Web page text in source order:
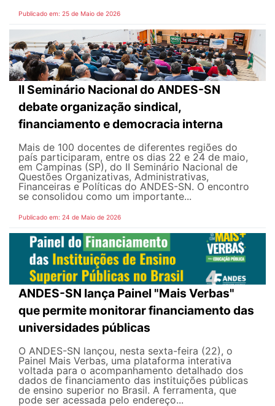
Publicado em: 25 de Maio de 2026
II Seminário Nacional do ANDES-SN
debate organização sindical,
financiamento e democracia interna
Mais de 100 docentes de diferentes regiões do
país participaram, entre os dias 22 e 24 de maio,
em Campinas (SP), do II Seminário Nacional de
Questões Organizativas, Administrativas,
Financeiras e Políticas do ANDES-SN. O encontro
se consolidou como um importante...
Publicado em: 24 de Maio de 2026
ANDES-SN lança Painel "Mais Verbas"
que permite monitorar financiamento das
universidades públicas
O ANDES-SN lançou, nesta sexta-feira (22), o
Painel Mais Verbas, uma plataforma interativa
voltada para o acompanhamento detalhado dos
dados de financiamento das instituições públicas
de ensino superior no Brasil. A ferramenta, que
pode ser acessada pelo endereço...